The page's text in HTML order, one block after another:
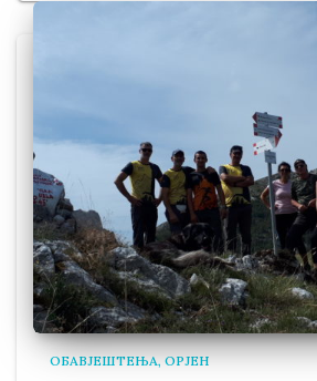
ОБАВЈЕШТЕЊА ОРЈЕН